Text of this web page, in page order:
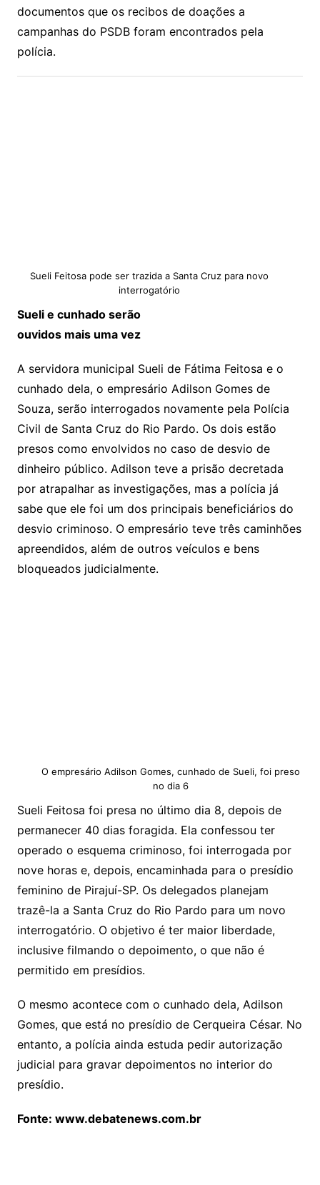
documentos que os recibos de doações a
campanhas do PSDB foram encontrados pela
polícia.
Sueli Feitosa pode ser trazida a Santa Cruz para novo
interrogatório
Sueli e cunhado serão
ouvidos mais uma vez
A servidora municipal Sueli de Fátima Feitosa e o
cunhado dela, o empresário Adilson Gomes de
Souza, serão interrogados novamente pela Polícia
Civil de Santa Cruz do Rio Pardo. Os dois estão
presos como envolvidos no caso de desvio de
dinheiro público. Adilson teve a prisão decretada
por atrapalhar as investigações, mas a polícia já
sabe que ele foi um dos principais beneficiários do
desvio criminoso. O empresário teve três caminhões
apreendidos, além de outros veículos e bens
bloqueados judicialmente.
O empresário Adilson Gomes, cunhado de Sueli, foi preso
no dia 6
Sueli Feitosa foi presa no último dia 8, depois de
permanecer 40 dias foragida. Ela confessou ter
operado o esquema criminoso, foi interrogada por
nove horas e, depois, encaminhada para o presídio
feminino de Pirajuí-SP. Os delegados planejam
trazê-la a Santa Cruz do Rio Pardo para um novo
interrogatório. O objetivo é ter maior liberdade,
inclusive filmando o depoimento, o que não é
permitido em presídios.
O mesmo acontece com o cunhado dela, Adilson
Gomes, que está no presídio de Cerqueira César. No
entanto, a polícia ainda estuda pedir autorização
judicial para gravar depoimentos no interior do
presídio.
Fonte: www.debatenews.com.br